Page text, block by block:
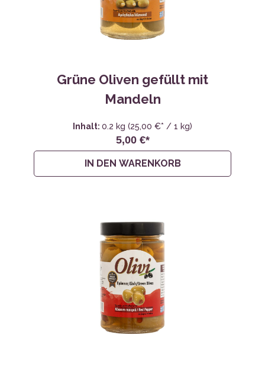
Grüne Oliven gefüllt mit
Mandeln
Inhalt: 0.2 kg (25,00 €* / 1 kg)
5,00 €*
IN DEN WARENKORB